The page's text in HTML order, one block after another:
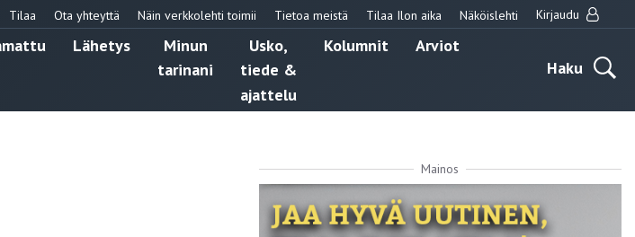
Tilaa Ota yhteyttä Näin verkkolehti toimii Tietoa meistä Tilaa Ilon aika Näköislehti Kirjaudu
Lähetys
Minun
tarinani
Usko,
tiede &
ajattelu
Kolumnit
Arviot
Haku
Mainos